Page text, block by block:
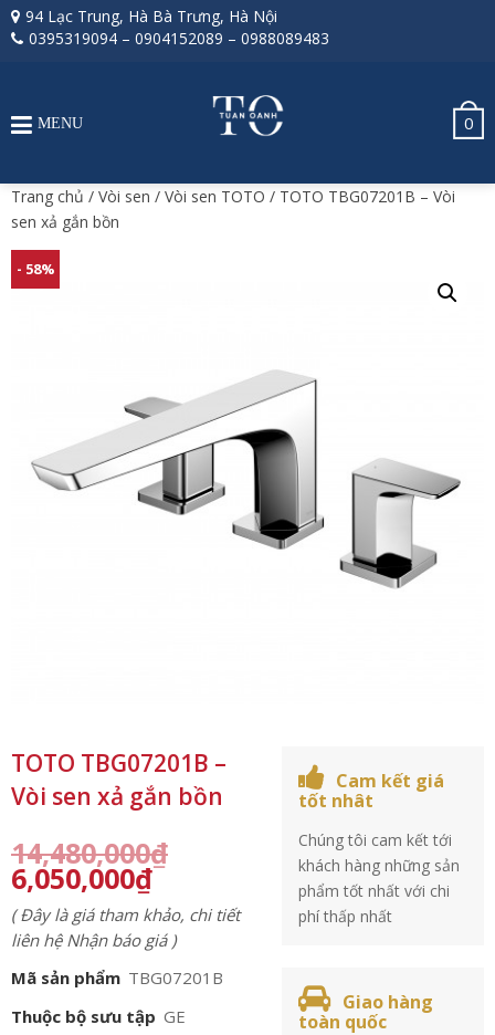
94 Lạc Trung, Hà Bà Trưng, Hà Nội
0395319094 – 0904152089 – 0988089483
0
MENU
Trang chủ / Vòi sen / Vòi sen TOTO / TOTO TBG07201B – Vòi
sen xả gắn bồn
- 58%
TOTO TBG07201B –
Vòi sen xả gắn bồn
14,480,000₫
6,050,000₫
( Đây là giá tham khảo, chi tiết
liên hệ Nhận báo giá )
Mã sản phẩm TBG07201B
Thuộc bộ sưu tập GE
Cam kết giá
tốt nhât
Chúng tôi cam kết tới
khách hàng những sản
phẩm tốt nhất với chi
phí thấp nhất
Giao hàng
toàn quốc